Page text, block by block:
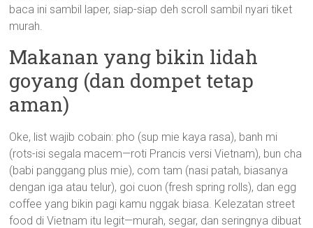
baca ini sambil laper, siap-siap deh scroll sambil nyari tiket
murah.
Makanan yang bikin lidah
goyang (dan dompet tetap
aman)
Oke, list wajib cobain: pho (sup mie kaya rasa), banh mi
(rots-isi segala macem—roti Prancis versi Vietnam), bun cha
(babi panggang plus mie), com tam (nasi patah, biasanya
dengan iga atau telur), goi cuon (fresh spring rolls), dan egg
coffee yang bikin pagi kamu nggak biasa. Kelezatan street
food di Vietnam itu legit—murah, segar, dan seringnya dibuat